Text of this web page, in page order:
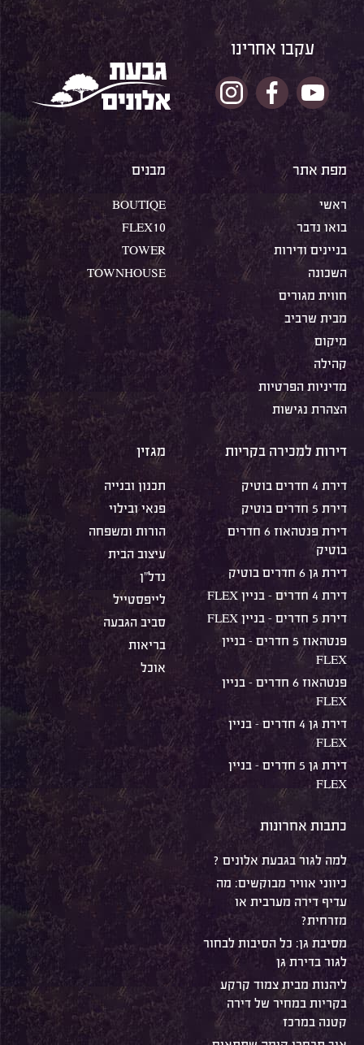
עקבו אחרינו
מפת אתר
ראשי
בואו נדבר
בניינים ודירות
השכונה
חווית מגורים
מבית שרביב
מיקום
קהילה
מדיניות הפרטיות
הצהרת נגישות
מבנים
BOUTIQE
FLEX10
TOWER
TOWNHOUSE
דירות למכירה בקריות
דירת 4 חדרים בוטיק
דירת 5 חדרים בוטיק
דירת פנטהאוז 6 חדרים
בוטיק
דירת גן 6 חדרים בוטיק
דירת 4 חדרים – בניין FLEX
דירת 5 חדרים – בניין FLEX
פנטהאוז 5 חדרים – בניין
FLEX
פנטהאוז 6 חדרים – בניין
FLEX
דירת גן 4 חדרים – בניין
FLEX
דירת גן 5 חדרים – בניין
FLEX
מגזין
תכנון ובנייה
פנאי ובילוי
הורות ומשפחה
עיצוב הבית
נדל"ן
לייפסטייל
סביב הגבעה
בריאות
אוכל
כתבות אחרונות
למה לגור בגבעת אלונים ?
כיווני אוויר מבוקשים: מה
עדיף דירה מערבית או
מזרחית?
מסיבת גן: כל הסיבות לבחור
לגור בדירת גן
ליהנות מבית צמוד קרקע
בקריות במחיר של דירה
קטנה במרכז